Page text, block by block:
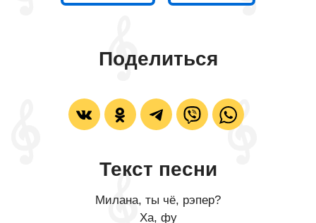
Поделиться
Текст песни
Милана, ты чё, рэпер?
Ха, фу